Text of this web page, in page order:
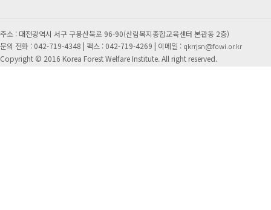
주소 : 대전광역시 서구 구봉산북로 96-90(산림복지종합교육센터 본관동 2층)
문의 전화 : 042-719-4348 | 팩스 : 042-719-4269 | 이메일 : qkrrjsn@fowi.or.kr
Copyright © 2016 Korea Forest Welfare Institute. All right reserved.